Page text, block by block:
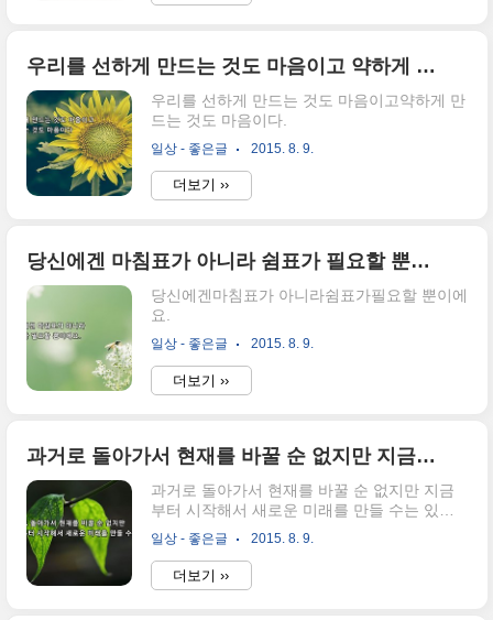
우리를 선하게 만드는 것도 마음이고 약하게 만드는 것도 마음이다.
우리를 선하게 만드는 것도 마음이고약하게 만
드는 것도 마음이다.
일상 - 좋은글 2015. 8. 9.
더보기 ››
당신에겐 마침표가 아니라 쉼표가 필요할 뿐이에요.
당신에겐마침표가 아니라쉼표가필요할 뿐이에
요.
일상 - 좋은글 2015. 8. 9.
더보기 ››
과거로 돌아가서 현재를 바꿀 순 없지만 지금부터 시작해서 새로운 미래를 만들 수는 있어요.
과거로 돌아가서 현재를 바꿀 순 없지만 지금
부터 시작해서 새로운 미래를 만들 수는 있어
요.
일상 - 좋은글 2015. 8. 9.
더보기 ››